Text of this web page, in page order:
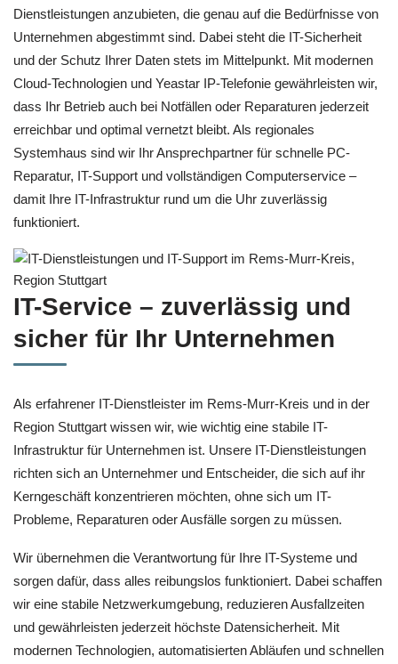
Dienstleistungen anzubieten, die genau auf die Bedürfnisse von
Unternehmen abgestimmt sind. Dabei steht die IT-Sicherheit
und der Schutz Ihrer Daten stets im Mittelpunkt. Mit modernen
Cloud-Technologien und Yeastar IP-Telefonie gewährleisten wir,
dass Ihr Betrieb auch bei Notfällen oder Reparaturen jederzeit
erreichbar und optimal vernetzt bleibt. Als regionales
Systemhaus sind wir Ihr Ansprechpartner für schnelle PC-
Reparatur, IT-Support und vollständigen Computerservice –
damit Ihre IT-Infrastruktur rund um die Uhr zuverlässig
funktioniert.
IT-Service – zuverlässig und
sicher für Ihr Unternehmen
Als erfahrener IT-Dienstleister im Rems-Murr-Kreis und in der
Region Stuttgart wissen wir, wie wichtig eine stabile IT-
Infrastruktur für Unternehmen ist. Unsere IT-Dienstleistungen
richten sich an Unternehmer und Entscheider, die sich auf ihr
Kerngeschäft konzentrieren möchten, ohne sich um IT-
Probleme, Reparaturen oder Ausfälle sorgen zu müssen.
Wir übernehmen die Verantwortung für Ihre IT-Systeme und
sorgen dafür, dass alles reibungslos funktioniert. Dabei schaffen
wir eine stabile Netzwerkumgebung, reduzieren Ausfallzeiten
und gewährleisten jederzeit höchste Datensicherheit. Mit
modernen Technologien, automatisierten Abläufen und schnellen